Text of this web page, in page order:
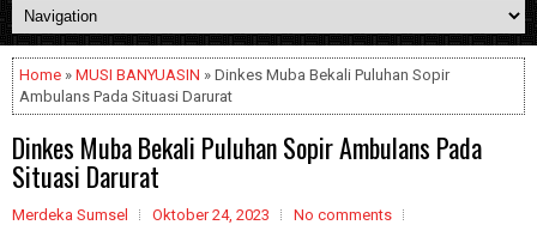
Home » MUSI BANYUASIN » Dinkes Muba Bekali Puluhan Sopir
Ambulans Pada Situasi Darurat
Dinkes Muba Bekali Puluhan Sopir Ambulans Pada
Situasi Darurat
Merdeka Sumsel Oktober 24, 2023 No comments